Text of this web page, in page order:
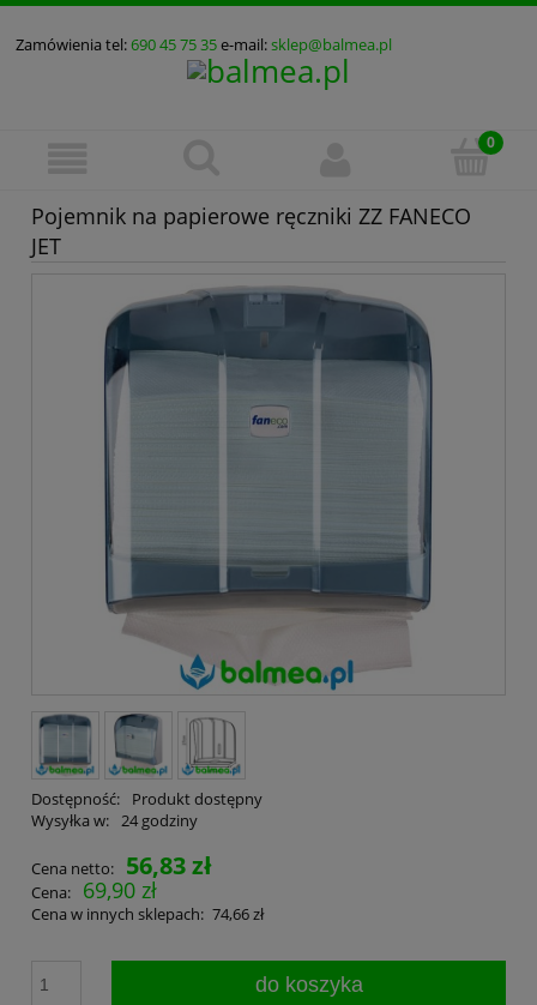
Zamówienia tel:690 45 75 35e-mail:sklep@balmea.pl
Pojemnik na papierowe ręczniki ZZ FANECO
JET
Dostępność:
Produkt dostępny
Wysyłka w: 24 godziny
Cena netto: 56,83 zł
Cena: 69,90 zł
Cena w innych sklepach: 74,66 zł
do koszyka